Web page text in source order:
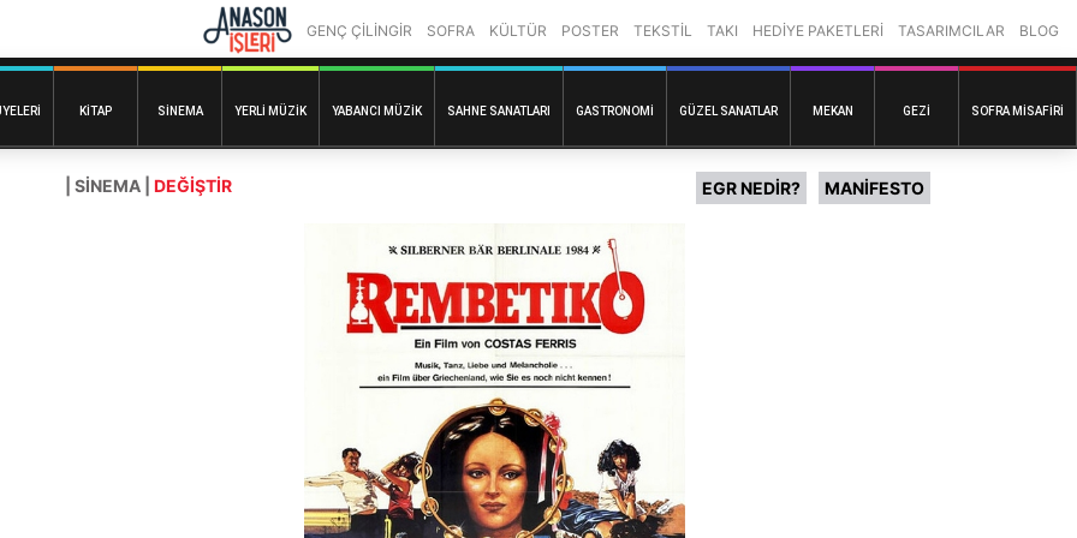
GENÇ ÇİLİNGİR SOFRA KÜLTÜR POSTER TEKSTİL TAKI HEDİYE PAKETLERİ TASARIMCILAR BLOG
KITAP SINEMA YERLI MÜZIK YABANCI MÜZIK SAHNE SANATLARI GASTRONOMI GÜZEL SANATLAR MEKAN GEZI SOFRA MISAFIRI
| SINEMA | DEĞİŞTİR EGR NEDİR? MANİFESTO